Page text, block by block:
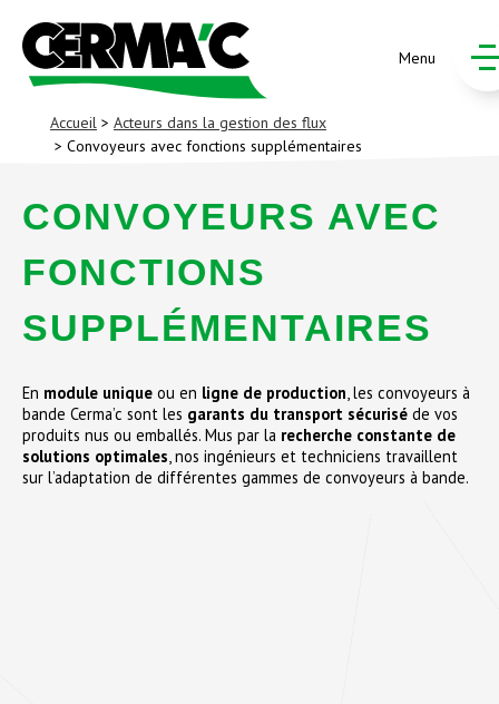
Menu
Accueil > Acteurs dans la gestion des flux
> Convoyeurs avec fonctions supplémentaires
CONVOYEURS AVEC
FONCTIONS
SUPPLÉMENTAIRES
En module unique ou en ligne de production , les convoyeurs à
bande Cerma’c sont les garants du transport sécurisé de vos
produits nus ou emballés. Mus par la recherche constante de
solutions optimales , nos ingénieurs et techniciens travaillent
sur l’adaptation de différentes gammes de convoyeurs à bande.